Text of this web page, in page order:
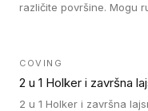
različite površine. Mogu
(kompaktni i akustički),
COVING
2 u 1 Holker i završna
2 u 1 Holker i završna